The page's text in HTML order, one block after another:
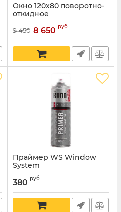
Окно 120х80 поворотно-
откидное
9 450 8 650 руб
Праймер WS Window
System
380 руб